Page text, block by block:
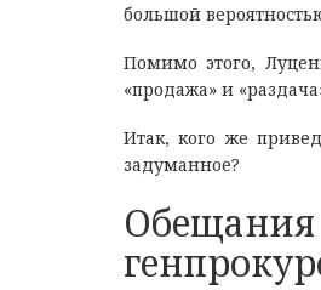
большой
Помимо этого,
«продажа» и
Итак, кого же
задуманное?